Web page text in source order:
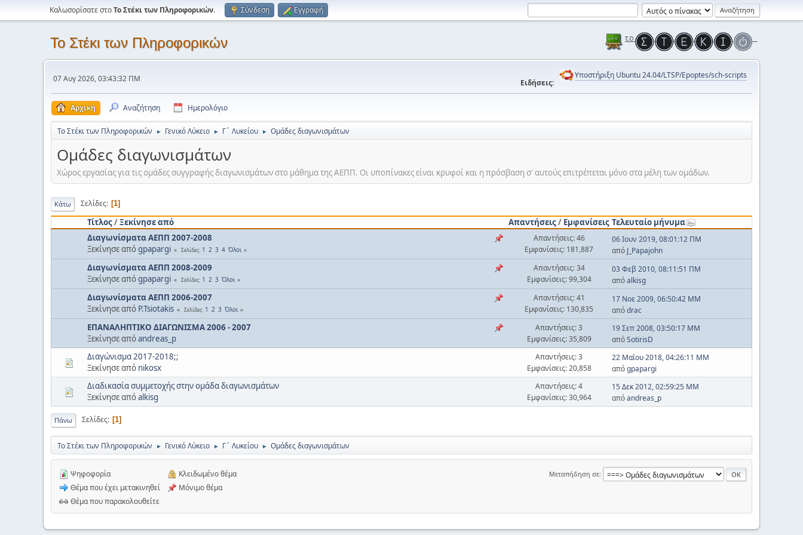
Καλωσορίσατε στοΤο Στέκι των Πληροφορικών. Σύνδεση Εγγραφή
Το Στέκι των Πληροφορικών
07 Αυγ 2026, 03:43:32 ΠΜ Ειδήσεις:
Υποστήριξη Ubuntu 24.04/LTSP/Epoptes/sch-scripts
Αρχική Αναζήτηση Ημερολόγιο
Το Στέκι των Πληροφορικών ► Γενικό Λύκειο ► Γ΄ Λυκείου ► Ομάδες διαγωνισμάτων
Ομάδες διαγωνισμάτων
Χώρος εργασίας για τις ομάδες συγγραφής διαγωνισμάτων στο μάθημα της ΑΕΠΠ. Οι υποπίνακες είναι κρυφοί και η πρόσβαση σ' αυτούς επιτρέπεται μόνο στα μέλη των ομάδων.
Κάτω Σελίδες 1
Τίτλος/Ξεκίνησε από Απαντήσεις/ Εμφανίσεις Τελευταίο μήνυμα
Διαγωνίσματα ΑΕΠΠ 2007-2008
Ξεκίνησε απόgpapargi Σελίδες 1 2 3 4 Όλοι
Απαντήσεις: 46
Εμφανίσεις: 181,887
06 Ιουν 2019, 08:01:12 ΠΜ
από J_Papajohn
Διαγωνίσματα ΑΕΠΠ 2008-2009
Ξεκίνησε απόgpapargi Σελίδες 1 2 3 Όλοι
Απαντήσεις: 34
Εμφανίσεις: 99,304
03 Φεβ 2010, 08:11:51 ΠΜ
απόalkisg
Διαγωνίσματα ΑΕΠΠ 2006-2007
Ξεκίνησε από P.Tsiotakis Σελίδες 1 2 3 Όλοι
Απαντήσεις: 41
Εμφανίσεις: 130,835
17 Νοε 2009, 06:50:42 ΜΜ
απόdrac
ΕΠΑΝΑΛΗΠΤΙΚΟ ΔΙΑΓΩΝΙΣΜΑ 2006 - 2007
Ξεκίνησε απόandreas_p
Απαντήσεις: 3
Εμφανίσεις: 35,809
19 Σεπ 2008, 03:50:17 ΜΜ
απόSotirisD
Διαγώνισμα 2017-2018;;
Ξεκίνησε από nikosx
Απαντήσεις: 3
Εμφανίσεις: 20,858
22 Μαΐου 2018, 04:26:11 ΜΜ
απόgpapargi
Διαδικασία συμμετοχής στην ομάδα διαγωνισμάτων
Ξεκίνησε απόalkisg
Απαντήσεις: 4
Εμφανίσεις: 30,964
15 Δεκ 2012, 02:59:25 ΜΜ
απόandreas_p
Πάνω Σελίδες 1
Το Στέκι των Πληροφορικών ► Γενικό Λύκειο ► Γ΄ Λυκείου ► Ομάδες διαγωνισμάτων
Μεταπήδηση σε
Ψηφοφορία
Θέμα που έχει μετακινηθεί
Κλειδωμένο θέμα
Μόνιμο θέμα
Θέμα που παρακολουθείτε